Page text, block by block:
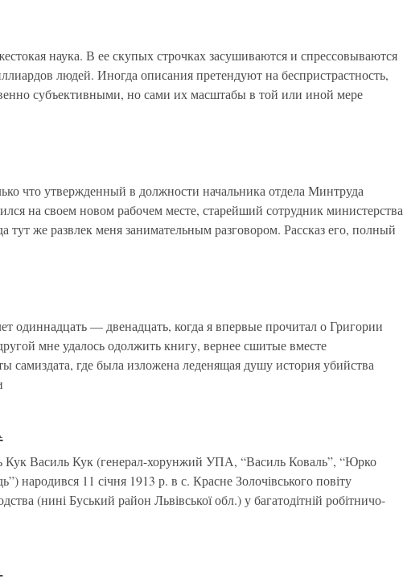
наука. В ее скупых строчках засушиваются и спрессовываются
людей. Иногда описания претендуют на беспристрастность,
субъективными, но сами их масштабы в той или иной мере
что утвержденный в должности начальника отдела Минтруда
на своем новом рабочем месте, старейший сотрудник министерства
же развлек меня занимательным разговором. Рассказ его, полный
одиннадцать — двенадцать, когда я впервые прочитал о Григории
мне удалось одолжить книгу, вернее сшитые вместе
самиздата, где была изложена леденящая душу история убийства
Василь Кук (генерал-хорунжий УПА, “Василь Коваль”, “Юрко
народився 11 січня 1913 р. в с. Красне Золочівського повіту
(нині Буський район Львівської обл.) у багатодітній робітничо-